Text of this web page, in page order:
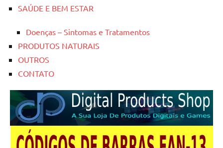
SAÚDE E BEM ESTAR
Doenças – Sintomas e Tratamentos
PRODUTOS NATURAIS
OUTROS
CONTATO